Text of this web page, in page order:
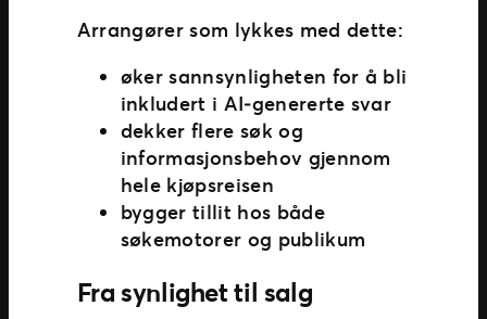
Arrangører som lykkes med dette:
øker sannsynligheten for å bli
inkludert i AI‑genererte svar
dekker flere søk og
informasjonsbehov gjennom
hele kjøpsreisen
bygger tillit hos både
søkemotorer og publikum
Fra synlighet til salg